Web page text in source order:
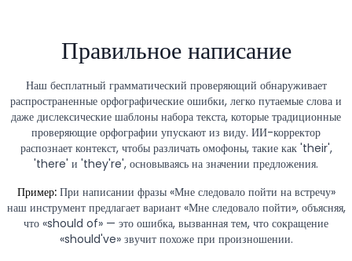
Правильное написание
Наш бесплатный грамматический проверяющий обнаруживает
распространенные орфографические ошибки, легко путаемые слова и
даже дислексические шаблоны набора текста, которые традиционные
проверяющие орфографии упускают из виду. ИИ-корректор
распознает контекст, чтобы различать омофоны, такие как 'their',
'there' и 'they're', основываясь на значении предложения.
Пример:При написании фразы «Мне следовало пойти на встречу»
наш инструмент предлагает вариант «Мне следовало пойти», объясняя,
что «should of» — это ошибка, вызванная тем, что сокращение
«should've» звучит похоже при произношении.